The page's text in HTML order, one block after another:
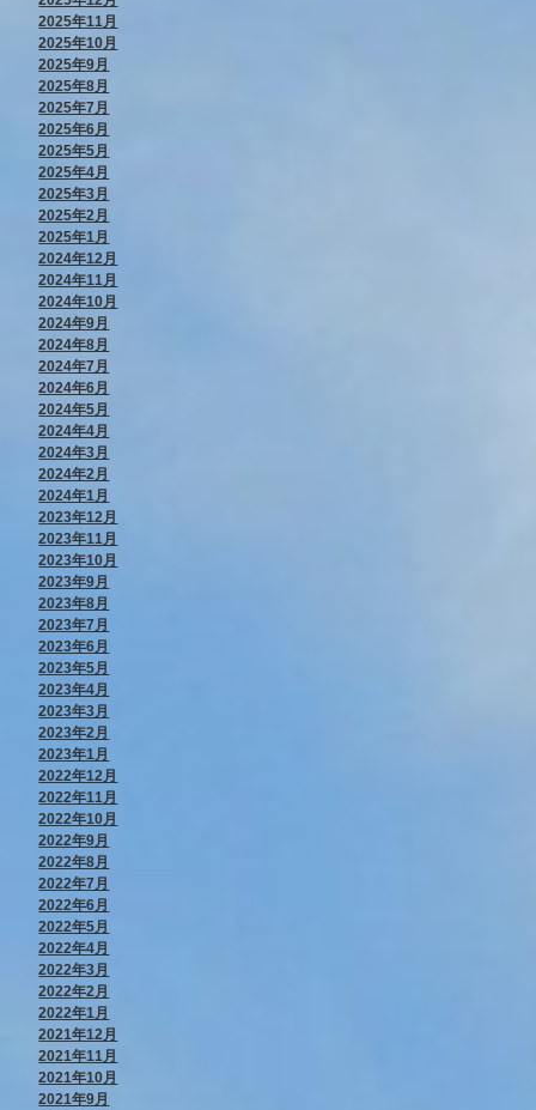
2025年11月
2025年10月
2025年9月
2025年8月
2025年7月
2025年6月
2025年5月
2025年4月
2025年3月
2025年2月
2025年1月
2024年12月
2024年11月
2024年10月
2024年9月
2024年8月
2024年7月
2024年6月
2024年5月
2024年4月
2024年3月
2024年2月
2024年1月
2023年12月
2023年11月
2023年10月
2023年9月
2023年8月
2023年7月
2023年6月
2023年5月
2023年4月
2023年3月
2023年2月
2023年1月
2022年12月
2022年11月
2022年10月
2022年9月
2022年8月
2022年7月
2022年6月
2022年5月
2022年4月
2022年3月
2022年2月
2022年1月
2021年12月
2021年11月
2021年10月
2021年9月